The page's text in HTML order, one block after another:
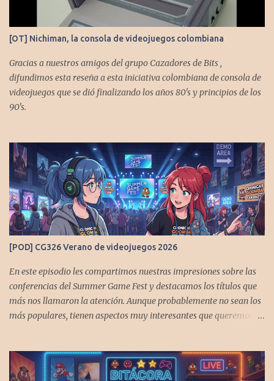
[OT] Nichiman, la consola de videojuegos colombiana
Gracias a nuestros amigos del grupo Cazadores de Bits ,
difundimos esta reseña a esta iniciativa colombiana de consola de
videojuegos que se dió finalizando los años 80's y principios de los
90's.
[POD] CG326 Verano de videojuegos 2026
En este episodio les compartimos nuestras impresiones sobre las
conferencias del Summer Game Fest y destacamos los títulos que
más nos llamaron la atención. Aunque probablemente no sean los
más populares, tienen aspectos muy interesantes que queremos
nos agregan a sus plataformas de podcast y nos dejan
comentarios en las cuentas de redes. Spotify YouTube. Twitter -